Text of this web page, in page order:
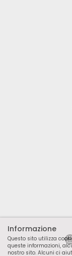
Informazione
Questo sito utilizza
queste informazioni,
nostro sito. Alcuni ci